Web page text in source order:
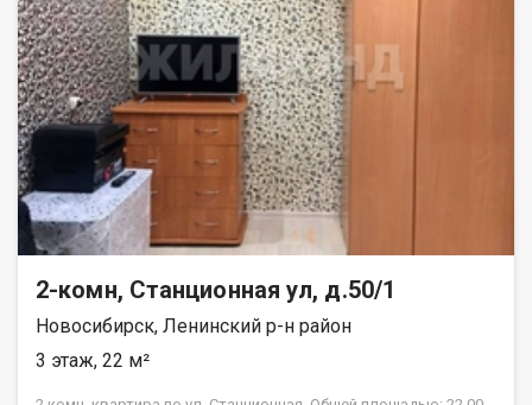
2-комн, Станционная ул, д.50/1
Новосибирск, Ленинский р-н район
3 этаж, 22 м²